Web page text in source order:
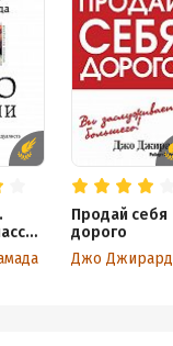
Продай себя
дорого
Джо Джирард